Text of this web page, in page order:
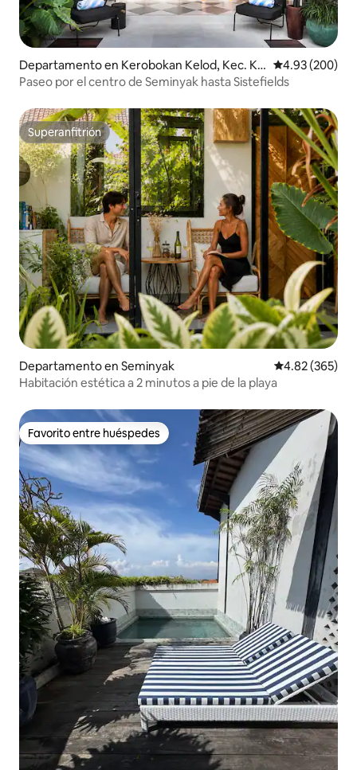
Departamento en Kerobokan Kelod, Kec. Ku
ta Utara, Kabupaten Badung
Calificación
4.93 (200)
Paseo por el centro de Seminyak hasta Sistefields
Superanfitrión
Superanfitrión
Departamento en Seminyak Calificación
4.82 (365)
Habitación estética a 2 minutos a pie de la playa
Favorito entre huéspedes
Favorito entre huéspedes